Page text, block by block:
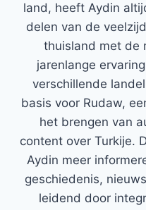
land, heeft Aydin
delen van de
thuisland met de
jarenlange
verschillende
basis voor Rudaw,
het brengen van
content over Turkije.
Aydin meer
geschiedenis,
leidend door